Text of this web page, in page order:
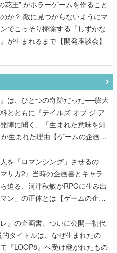
花王” がホラーゲームを作ること
らないようにマ
でこっそり掃除する『しずかな
が生まれるまで【開発座談会】
』は、ひとつの奇跡だった──膨大
とともに『テイルズ オブ ジ ア
陣に聞く、「生まれた意味を知
生まれた理由【ゲームの企画
を「ロマンシング」させるの
サガ2』当時の企画書とキャラ
迫る、河津秋敏がRPGに生み出
ン」の正体とは【ゲームの企画
レ』の企画書、ついに公開━初代
的タイトルは、なぜ生まれたの
『LOOP8』へ受け継がれたもの